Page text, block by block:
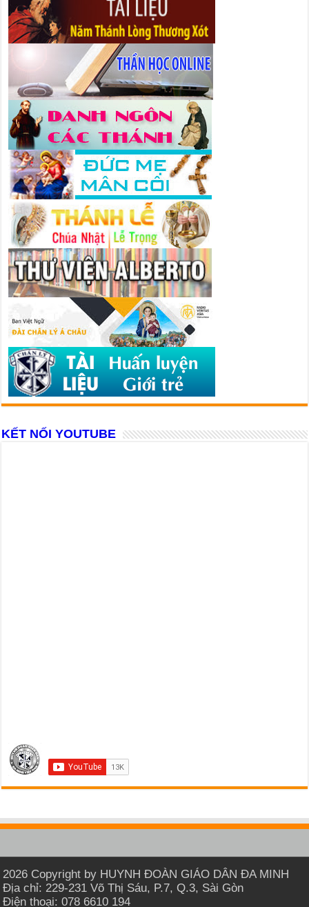
KẾT NỐI YOUTUBE
2026 Copyright by HUYNH ĐOÀN GIÁO DÂN ĐA MINH
Địa chỉ: 229-231 Võ Thị Sáu, P.7, Q.3, Sài Gòn
Điện thoại: 078 6610 194